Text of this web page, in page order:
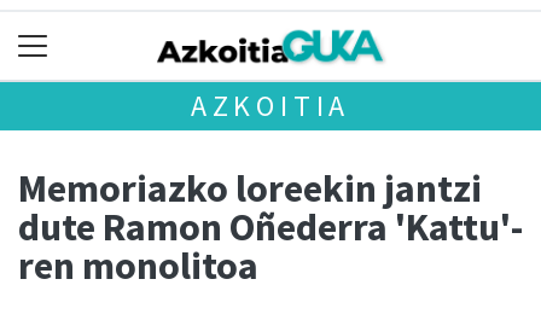
AZKOITIA
Memoriazko loreekin jantzi
dute Ramon Oñederra 'Kattu'-
ren monolitoa